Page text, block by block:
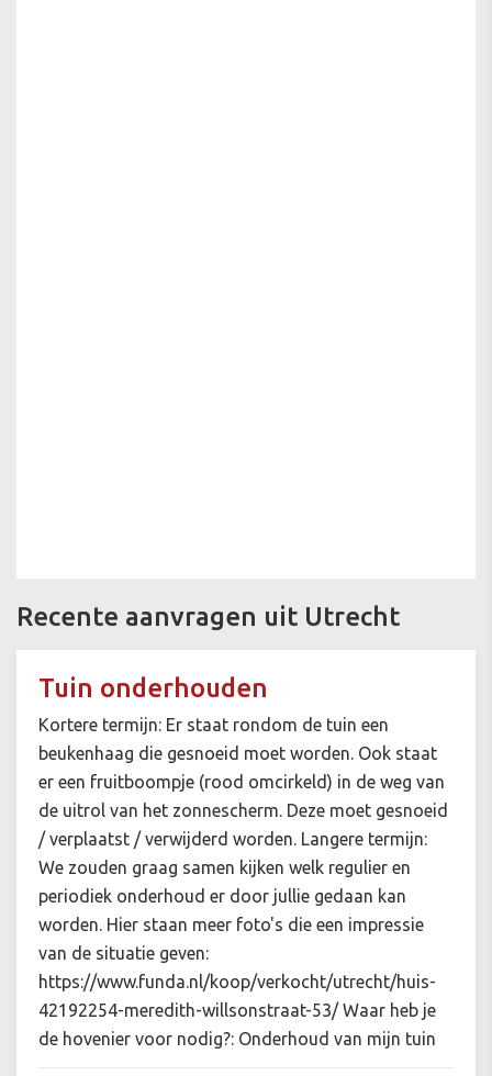
Recente aanvragen uit Utrecht
Tuin onderhouden
Kortere termijn: Er staat rondom de tuin een
beukenhaag die gesnoeid moet worden. Ook staat
er een fruitboompje (rood omcirkeld) in de weg van
de uitrol van het zonnescherm. Deze moet gesnoeid
/ verplaatst / verwijderd worden. Langere termijn:
We zouden graag samen kijken welk regulier en
periodiek onderhoud er door jullie gedaan kan
worden. Hier staan meer foto's die een impressie
van de situatie geven:
https://www.funda.nl/koop/verkocht/utrecht/huis-
42192254-meredith-willsonstraat-53/ Waar heb je
de hovenier voor nodig?: Onderhoud van mijn tuin